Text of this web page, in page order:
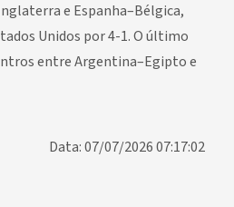
e Espanha–Bélgica,
Unidos por 4-1. O último
entre Argentina–Egipto e
Data: 07/07/2026 07:17:02